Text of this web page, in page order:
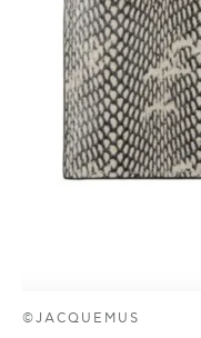
©JACQUEMUS